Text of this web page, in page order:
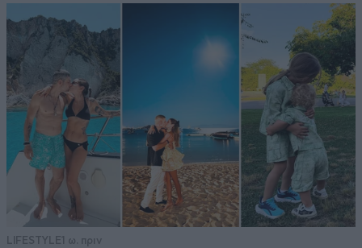
LIFESTYLE1 ω. πριν